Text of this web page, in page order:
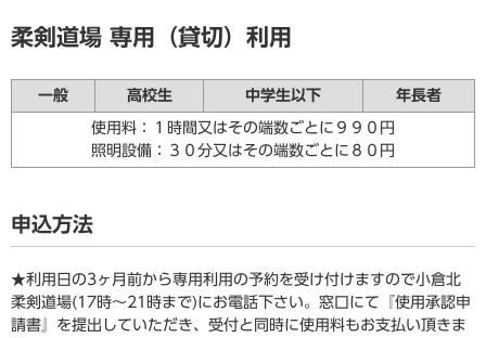
柔剣道場 専用（貸切）利用
一般 高校生 中学生以下 年長者
使用料：１時間又はその端数ごとに９９０円
照明設備：３０分又はその端数ごとに８０円
申込方法
★利用日の3ヶ月前から専用利用の予約を受け付けますので小倉北
柔剣道場(17時〜21時まで)にお電話下さい。窓口にて『使用承認申
請書』を提出していただき、受付と同時に使用料もお支払い頂きま